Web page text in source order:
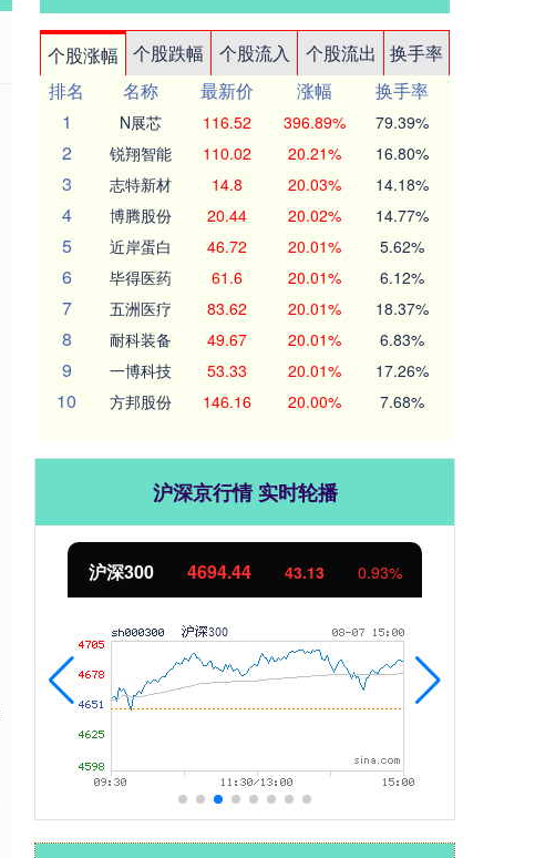
个股涨幅 个股跌幅 个股流入 个股流出
换手率
排名
名称 最新价 涨幅
换手率
1
N展芯 116.52 396.89% 79.39%
2 锐翔智能 110.02 20.21% 16.80%
3 志特新材 14.8 20.03% 14.18%
4 博腾股份 20.44 20.02% 14.77%
5 近岸蛋白 46.72 20.01% 5.62%
6 毕得医药 61.6 20.01% 6.12%
7 五洲医疗 83.62 20.01% 18.37%
8 耐科装备 49.67 20.01% 6.83%
9 一博科技 53.33 20.01% 17.26%
10 方邦股份 146.16 20.00% 7.68%
沪深京行情 实时轮播
北证50 1134.24 11.37 1.01%